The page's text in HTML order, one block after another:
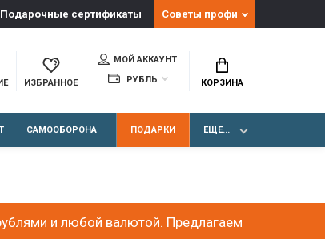
Подарочные сертификаты Советы профи
ИЗБРАННОЕ
МОЙ АККАУНТ
РУБЛЬ
КОРЗИНА
САМООБОРОНА ПОДАРКИ ЕЩЕ...
и любой валютой. Предлагаем